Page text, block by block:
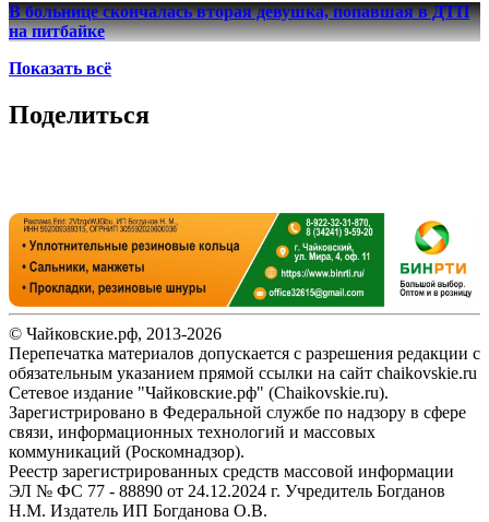
В больнице скончалась вторая девушка, попавшая в ДТП
на питбайке
Показать всё
Поделиться
© Чайковские.рф, 2013-2026
Перепечатка материалов допускается с разрешения редакции с
обязательным указанием прямой ссылки на сайт chaikovskie.ru
Сетевое издание "Чайковские.рф" (Chaikovskie.ru).
Зарегистрировано в Федеральной службе по надзору в сфере
связи, информационных технологий и массовых
коммуникаций (Роскомнадзор).
Реестр зарегистрированных средств массовой информации
ЭЛ № ФС 77 - 88890 от 24.12.2024 г. Учредитель Богданов
Н.М. Издатель ИП Богданова О.В.